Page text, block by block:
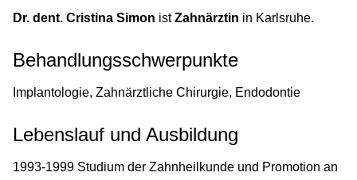
Dr. dent. Cristina Simon istZahnärztin in Karlsruhe.
Behandlungsschwerpunkte
Implantologie, Zahnärztliche Chirurgie, Endodontie
Lebenslauf und Ausbildung
1993-1999 Studium der Zahnheilkunde und Promotion an